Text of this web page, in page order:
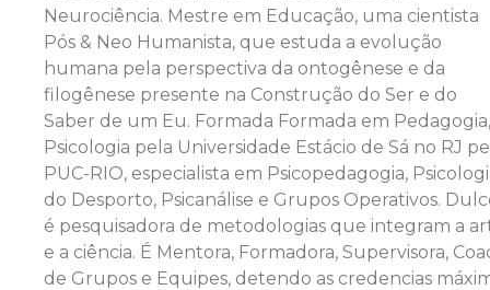
Neurociência. Mestre em Educação, uma cientista
Pós & Neo Humanista, que estuda a evolução
humana pela perspectiva da ontogênese e da
filogênese presente na Construção do Ser e do
Saber de um Eu. Formada Formada em Pedagogia,
Psicologia pela Universidade Estácio de Sá no RJ
PUC-RIO, especialista em Psicopedagogia,
do Desporto, Psicanálise e Grupos Operativos.
é pesquisadora de metodologias que integram a
e a ciência. É Mentora, Formadora, Supervisora,
de Grupos e Equipes, detendo as credencias